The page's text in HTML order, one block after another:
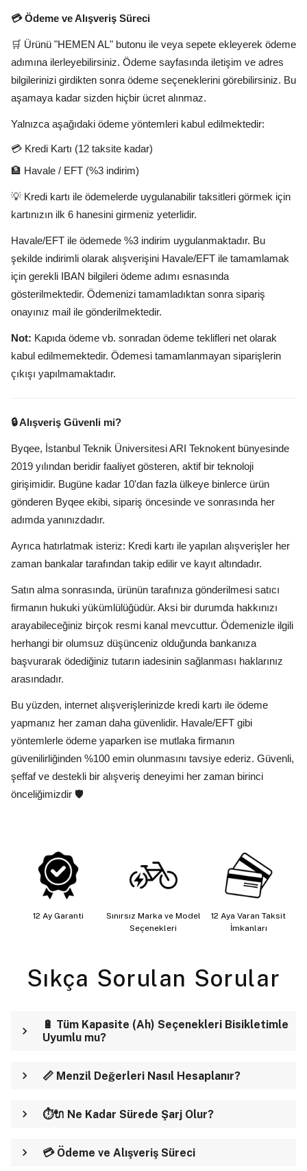
💳 Ödeme ve Alışveriş Süreci
🛒 Ürünü "HEMEN AL" butonu ile veya sepete ekleyerek ödeme
adımına ilerleyebilirsiniz. Ödeme sayfasında iletişim ve adres
bilgilerinizi girdikten sonra ödeme seçeneklerini görebilirsiniz. Bu
aşamaya kadar sizden hiçbir ücret alınmaz.
Yalnızca aşağıdaki ödeme yöntemleri kabul edilmektedir:
💳 Kredi Kartı (12 taksite kadar)
🏦 Havale / EFT (%3 indirim)
💡 Kredi kartı ile ödemelerde uygulanabilir taksitleri görmek için
kartınızın ilk 6 hanesini girmeniz yeterlidir.
Havale/EFT ile ödemede %3 indirim uygulanmaktadır. Bu
şekilde indirimli olarak alışverişini Havale/EFT ile tamamlamak
için gerekli IBAN bilgileri ödeme adımı esnasında
gösterilmektedir. Ödemenizi tamamladıktan sonra sipariş
onayınız mail ile gönderilmektedir.
Not: Kapıda ödeme vb. sonradan ödeme teklifleri net olarak
kabul edilmemektedir. Ödemesi tamamlanmayan siparişlerin
çıkışı yapılmamaktadır.
🔒 Alışveriş Güvenli mi?
Byqee, İstanbul Teknik Üniversitesi ARI Teknokent bünyesinde
2019 yılından beridir faaliyet gösteren, aktif bir teknoloji
girişimidir. Bugüne kadar 10'dan fazla ülkeye binlerce ürün
gönderen Byqee ekibi, sipariş öncesinde ve sonrasında her
adımda yanınızdadır.
Ayrıca hatırlatmak isteriz: Kredi kartı ile yapılan alışverişler her
zaman bankalar tarafından takip edilir ve kayıt altındadır.
Satın alma sonrasında, ürünün tarafınıza gönderilmesi satıcı
firmanın hukuki yükümlülüğüdür. Aksi bir durumda hakkınızı
arayabileceğiniz birçok resmi kanal mevcuttur. Ödemenizle ilgili
herhangi bir olumsuz düşünceniz olduğunda bankanıza
başvurarak ödediğiniz tutarın iadesinin sağlanması haklarınız
arasındadır.
Bu yüzden, internet alışverişlerinizde kredi kartı ile ödeme
yapmanız her zaman daha güvenlidir. Havale/EFT gibi
yöntemlerle ödeme yaparken ise mutlaka firmanın
güvenilirliğinden %100 emin olunmasını tavsiye ederiz. Güvenli,
şeffaf ve destekli bir alışveriş deneyimi her zaman birinci
önceliğimizdir 🛡️
12 Ay Garanti
Sınırsız Marka ve Model
Seçenekleri
12 Aya Varan Taksit
İmkanları
Sıkça Sorulan Sorular
🔋 Tüm Kapasite (Ah) Seçenekleri Bisikletimle
Uyumlu mu?
📏 Menzil Değerleri Nasıl Hesaplanır?
⏱️🔌 Ne Kadar Sürede Şarj Olur?
💳 Ödeme ve Alışveriş Süreci